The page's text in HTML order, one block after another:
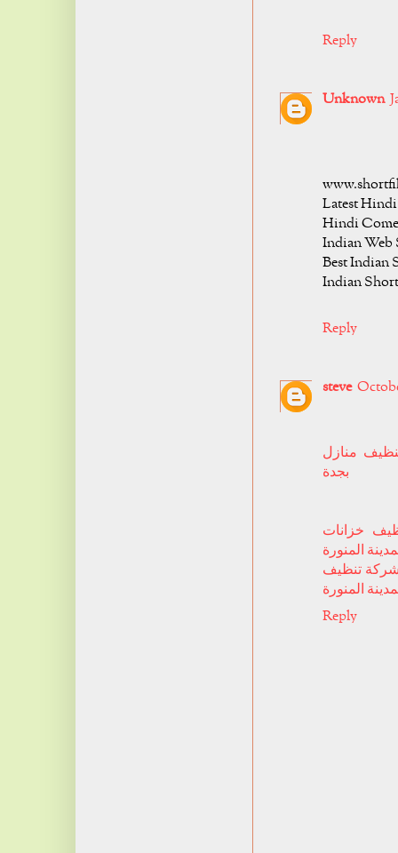
Reply
Unknown
Latest
Hindi
Indian Web
Best Indian
Indian
Reply
steve
منازل
بجدة
خزانات
المنورة
تنظيف
المنورة
Reply